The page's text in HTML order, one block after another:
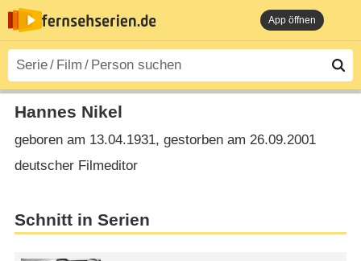
App öffnen
Hannes Nikel
geboren am 13.04.1931, gestorben am 26.09.2001
deutscher Filmeditor
Schnitt in Serien